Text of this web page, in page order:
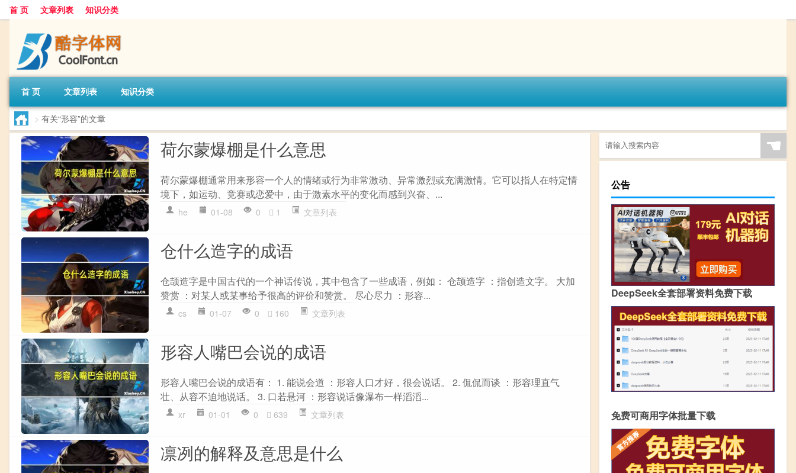
首 页 文章列表 知识分类
首 页 文章列表 知识分类
> 有关“形容”的文章
荷尔蒙爆棚是什么意思
荷尔蒙爆棚通常用来形容一个人的情绪或行为非常激动、异常激烈或充满激情。它可以指人在特定情
境下，如运动、竞赛或恋爱中，由于激素水平的变化而感到兴奋、...
he 01-08 0 1 文章列表
仓什么造字的成语
仓颉造字是中国古代的一个神话传说，其中包含了一些成语，例如： 仓颉造字 ：指创造文字。 大加
赞赏 ：对某人或某事给予很高的评价和赞赏。 尽心尽力 ：形容...
cs 01-07 0 160 文章列表
形容人嘴巴会说的成语
形容人嘴巴会说的成语有： 1. 能说会道 ：形容人口才好，很会说话。 2. 侃侃而谈 ：形容理直气
壮、从容不迫地说话。 3. 口若悬河 ：形容说话像瀑布一样滔滔...
xr 01-01 0 639 文章列表
凛冽的解释及意思是什么
☚
公告
DeepSeek全套部署资料免费下载
免费可商用字体批量下载